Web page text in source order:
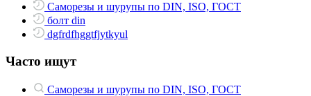
Саморезы и шурупы по DIN, ISO, ГОСТ
болт din
dgfrdfhggtfjytkyul
Часто ищут
Саморезы и шурупы по DIN, ISO, ГОСТ